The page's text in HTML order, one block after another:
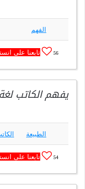
الفهم
56 تابعنا على
يفهم الكاتب
الطبيعة
54 تابعنا على